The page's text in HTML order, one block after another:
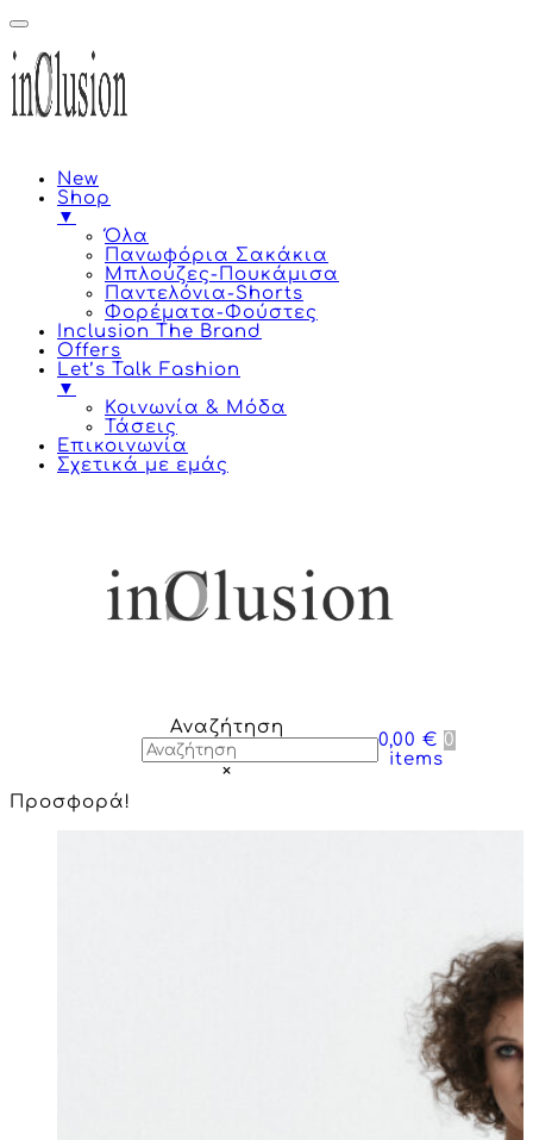
New
Shop
▼
Όλα
Πανωφόρια Σακάκια
Μπλούζες-Πουκάμισα
Παντελόνια-Shorts
Φορέματα-Φούστες
Inclusion The Brand
Offers
Let’s Talk Fashion
▼
Κοινωνία & Μόδα
Τάσεις
Επικοινωνία
Σχετικά με εμάς
Αναζήτηση
×
0,00 € 0
items
Προσφορά!